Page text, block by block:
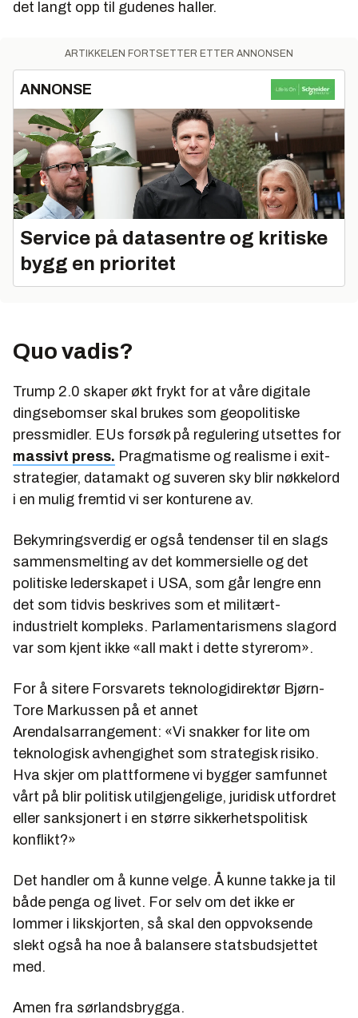
det langt opp til gudenes haller.
ARTIKKELEN FORTSETTER ETTER ANNONSEN
ANNONSE
Service på datasentre og kritiske
bygg en prioritet
Quo vadis?
Trump 2.0 skaper økt frykt for at våre digitale
dingsebomser skal brukes som geopolitiske
pressmidler. EUs forsøk på regulering utsettes for
massivt press. Pragmatisme og realisme i exit-
strategier, datamakt og suveren sky blir nøkkelord
i en mulig fremtid vi ser konturene av.
Bekymringsverdig er også tendenser til en slags
sammensmelting av det kommersielle og det
politiske lederskapet i USA, som går lengre enn
det som tidvis beskrives som et militært-
industrielt kompleks. Parlamentarismens slagord
var som kjent ikke «all makt i dette styrerom».
For å sitere Forsvarets teknologidirektør Bjørn-
Tore Markussen på et annet
Arendalsarrangement: «Vi snakker for lite om
teknologisk avhengighet som strategisk risiko.
Hva skjer om plattformene vi bygger samfunnet
vårt på blir politisk utilgjengelige, juridisk utfordret
eller sanksjonert i en større sikkerhetspolitisk
konflikt?»
Det handler om å kunne velge. Å kunne takke ja til
både penga og livet. For selv om det ikke er
lommer i likskjorten, så skal den oppvoksende
slekt også ha noe å balansere statsbudsjettet
med.
Amen fra sørlandsbrygga.